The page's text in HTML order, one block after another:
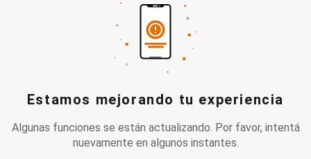
Estamos mejorando tu experiencia
Algunas funciones se están actualizando. Por favor, intentá
nuevamente en algunos instantes.